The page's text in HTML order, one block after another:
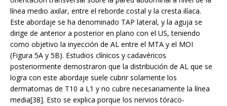
línea medio axilar, entre el reborde costal y la cresta ilíaca.
Este abordaje se ha denominado TAP lateral, y la aguja se
dirige de anterior a posterior en plano con el US, teniendo
como objetivo la inyección de AL entre el MTA y el MOI
(Figura 5A y 5B). Estudios clínicos y cadavéricos
posteriormente demostraron que la distribución de AL que se
logra con este abordaje suele cubrir solamente los
dermatomas de T10 a L1 y no cubre necesariamente la línea
media[38]. Esto se explica porque los nervios tóraco-